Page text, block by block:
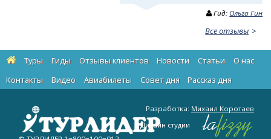
Гид: Ольга Гин
Все отзывы
Туры Гиды Отзывы клиентов Новости Статьи
О нас
Контакты
Видео Авиабилеты Cовет дня Рассказ дня
Разработка: Михаил Коротаев
Дизайн студии